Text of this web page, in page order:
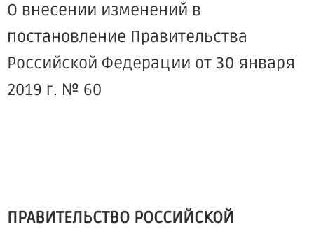
О внесении изменений в
постановление Правительства
Российской Федерации от 30 января
2019 г. № 60
ПРАВИТЕЛЬСТВО РОССИЙСКОЙ